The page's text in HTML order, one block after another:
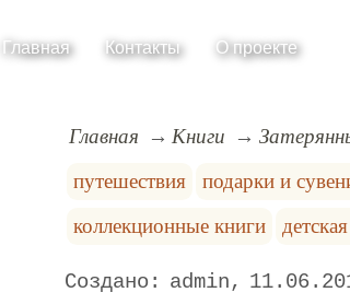
Главная Контакты О проекте
Главная Книги
путешествия
подарки и
коллекционные книги
admin